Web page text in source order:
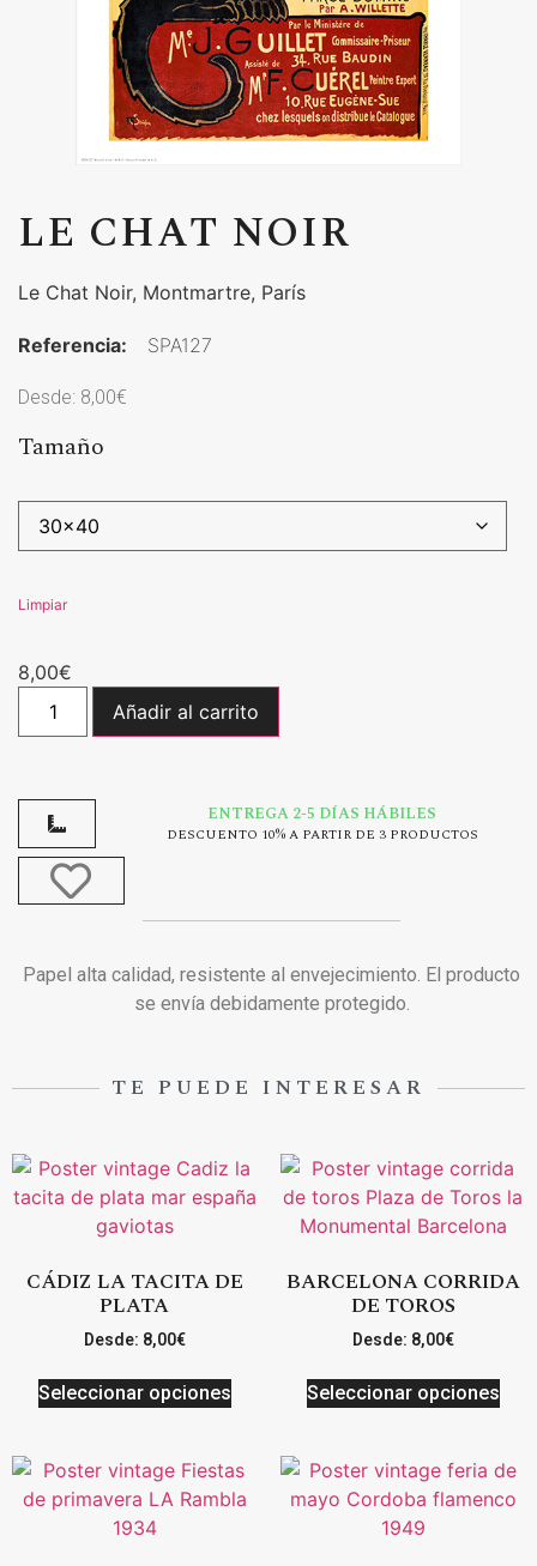
LE CHAT NOIR
Le Chat Noir, Montmartre, París
Referencia: SPA127
Desde: 8,00€
Tamaño
Limpiar
8,00€
Añadir al carrito
ENTREGA 2-5 DÍAS HÁBILES
DESCUENTO 10% A PARTIR DE 3 PRODUCTOS
Papel alta calidad, resistente al envejecimiento. El producto
se envía debidamente protegido.
TE PUEDE INTERESAR
CÁDIZ LA TACITA DE
PLATA
Desde: 8,00€
Seleccionar opciones
BARCELONA CORRIDA
DE TOROS
Desde: 8,00€
Seleccionar opciones